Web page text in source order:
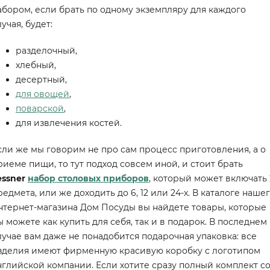
если брать по одному экземпляру для каждого
будет:
разделочный,
хлебный,
десертный,
для овощей,
поварской,
для извлечения костей.
же мы говорим не про сам процесс приготовления, а о
пищи, то тут подход совсем иной, и стоит брать
набор столовых приборов, который может включать
или же доходить до 6, 12 или 24-х. В каталоге
магазина Дом Посуды вы найдете товары, которые
можете как купить для себя, так и в подарок. В последнем
вам даже не понадобится подарочная упаковка: все
имеют фирменную красивую коробку с логотипом
компании. Если хотите сразу полный комплект со